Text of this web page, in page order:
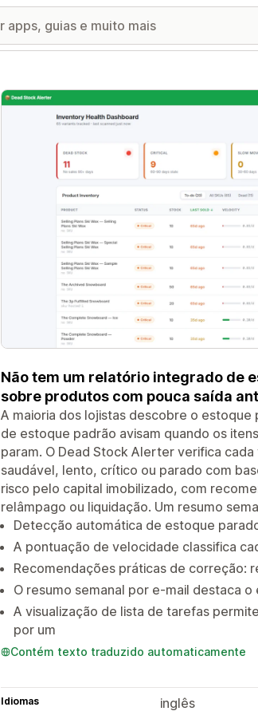
Galeria de imagens em destaque
Não tem um relatório integrado de
sobre produtos com pouca saída
A maioria dos lojistas descobre o
de estoque padrão avisam quando os
param. O Dead Stock Alerter verifica
saudável, lento, crítico ou parado com
risco pelo capital imobilizado, com
relâmpago ou liquidação. Um resumo
Detecção automática de estoque
A pontuação de velocidade classifica
Recomendações práticas de correção:
O resumo semanal por e-mail destaca
A visualização de lista de tarefas
por um
Contém texto traduzido automaticamente
Idiomas
inglês